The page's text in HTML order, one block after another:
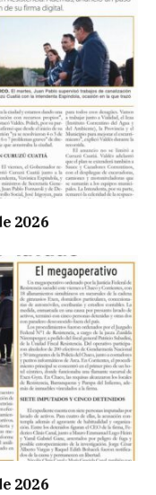
2026
2026